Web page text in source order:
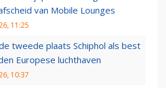
van Mobile Lounges
11:25
tweede plaats Schiphol als best
Europese luchthaven
10:37